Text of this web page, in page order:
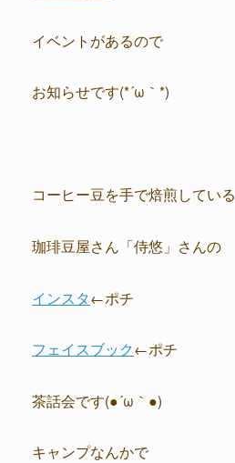
イベントがあるので
お知らせです(*´ω｀*)
コーヒー豆を手で焙煎している
珈琲豆屋さん「侍悠」さんの
インスタ←ポチ
フェイスブック←ポチ
茶話会です(●´ω｀●)
キャンプなんかで